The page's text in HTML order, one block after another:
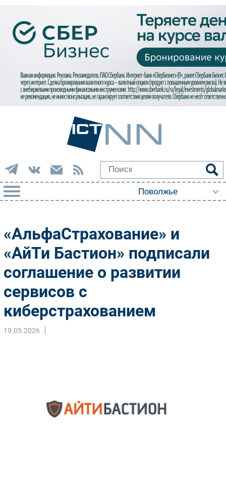
Импорто­замещение
Автоматизация Промышленности
Интернет
Фиксированная связь
Интеграция
Рынок ПК
«АльфаСтрахование» и
«АйТи Бастион» подписали
соглашение о развитии
сервисов с
киберстрахованием
19.05.2026